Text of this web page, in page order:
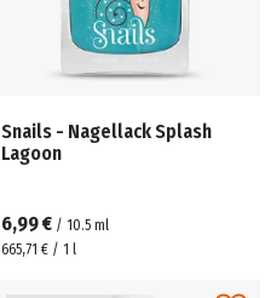
Snails - Nagellack Splash
Lagoon
6,99 € / 10.5 ml
665,71 € / 1 l